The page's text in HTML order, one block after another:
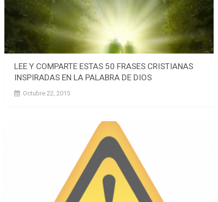
LEE Y COMPARTE ESTAS 50 FRASES CRISTIANAS
INSPIRADAS EN LA PALABRA DE DIOS
Octubre 22, 2015